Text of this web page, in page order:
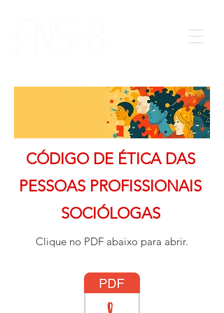
CÓDIGO DE ÉTICA DAS
PESSOAS PROFISSIONAIS
SOCIÓLOGAS
Clique no PDF abaixo para abrir.